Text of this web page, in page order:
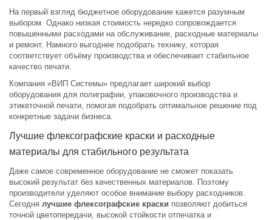
На первый взгляд бюджетное оборудование кажется разумным
выбором. Однако низкая стоимость нередко сопровождается
повышенными расходами на обслуживание, расходные материалы
и ремонт. Намного выгоднее подобрать технику, которая
соответствует объёму производства и обеспечивает стабильное
качество печати.
Компания «ВИП Системы» предлагает широкий выбор
оборудования для полиграфии, упаковочного производства и
этикеточной печати, помогая подобрать оптимальное решение под
конкретные задачи бизнеса.
Лучшие флексографские краски и расходные
материалы для стабильного результата
Даже самое современное оборудование не сможет показать
высокий результат без качественных материалов. Поэтому
производители уделяют особое внимание выбору расходников.
Сегодня лучшие флексографские краски позволяют добиться
точной цветопередачи, высокой стойкости отпечатка и